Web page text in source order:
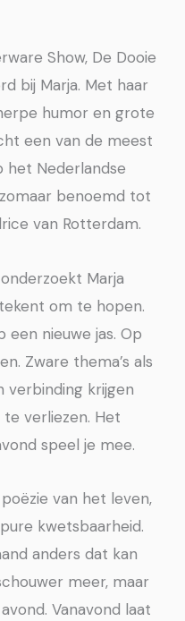
Show, De Dooie
bij Marja. Met haar
humor en grote
een van de meest
het Nederlandse
benoemd tot
van Rotterdam.
onderzoekt Marja
om te hopen.
een nieuwe jas. Op
Zware thema’s als
verbinding krijgen
verliezen. Het
speel je mee.
van het leven,
kwetsbaarheid.
anders dat kan
meer, maar
Vanavond laat